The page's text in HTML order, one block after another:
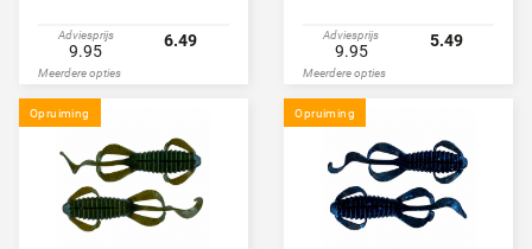
Adviesprijs
9.95
6.49
Meerdere opties
Adviesprijs
9.95
5.49
Meerdere opties
Opruiming Opruiming